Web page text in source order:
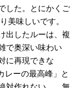
した。とにかくご
美味しいです。
出したルーは、複
で奥深い味わい
に再現できな
レーの最高峰」と